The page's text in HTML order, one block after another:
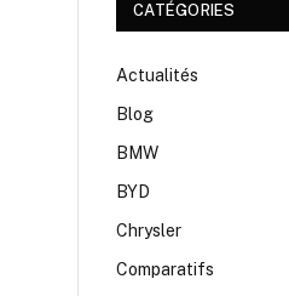
CATÉGORIES
Actualités
Blog
BMW
BYD
Chrysler
Comparatifs